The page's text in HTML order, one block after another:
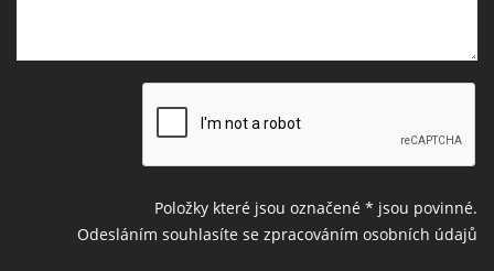
Položky které jsou označené * jsou povinné.
Odesláním souhlasíte se zpracováním osobních údajů